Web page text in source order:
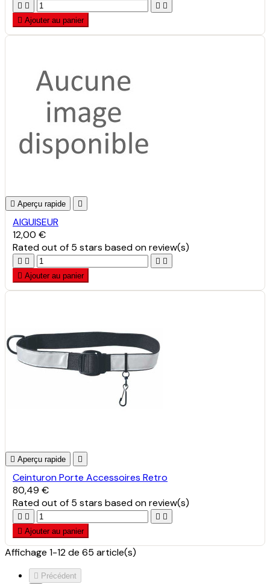
   
 Ajouter au panier
 Aperçu rapide 
AIGUISEUR
12,00 €
Ratedout of 5 stars based onreview(s)
   
 Ajouter au panier
 Aperçu rapide 
Ceinturon Porte Accessoires Retro
80,49 €
Ratedout of 5 stars based onreview(s)
   
 Ajouter au panier
Affichage 1-12 de 65 article(s)
 Précédent